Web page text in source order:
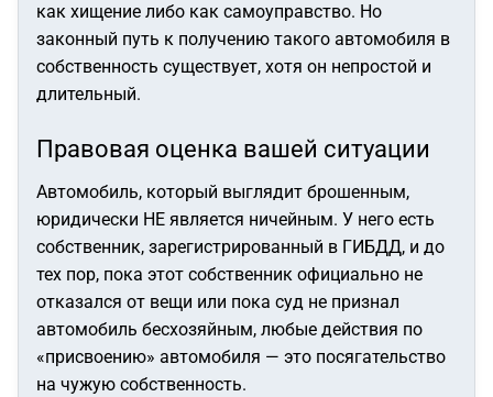
как хищение либо как самоуправство. Но
законный путь к получению такого автомобиля в
собственность существует, хотя он непростой и
длительный.
Правовая оценка вашей ситуации
Автомобиль, который выглядит брошенным,
юридически НЕ является ничейным. У него есть
собственник, зарегистрированный в ГИБДД, и до
тех пор, пока этот собственник официально не
отказался от вещи или пока суд не признал
автомобиль бесхозяйным, любые действия по
«присвоению» автомобиля — это посягательство
на чужую собственность.